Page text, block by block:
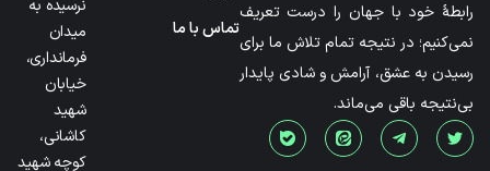
رابطۀ خود با جهان را درست تعریف
نمی‌کنیم؛ در نتیجه تمام تلاش ما برای
رسیدن به عشق، آرامش و شادی پایدار
بی‌نتیجه باقی می‌ماند.
تماس با ما
نرسیده به
میدان
فرمانداری،
خیابان
شهید
کاشانی،
کوچه شهید